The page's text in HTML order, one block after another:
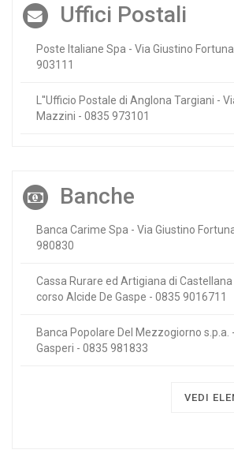
Uffici Postali
Poste Italiane Spa - Via Giustino
903111
L''Ufficio Postale di Anglona Targiani -
Mazzini - 0835 973101
Banche
Banca Carime Spa - Via Giustino
980830
Cassa Rurare ed Artigiana di
corso Alcide De Gaspe - 0835 9016711
Banca Popolare Del Mezzogiorno s.p.a.
Gasperi - 0835 981833
VEDI